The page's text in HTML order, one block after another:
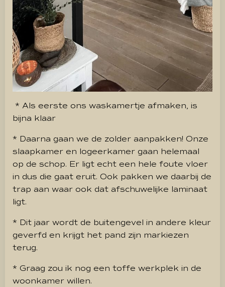
* Als eerste ons waskamertje afmaken, is
bijna klaar
* Daarna gaan we de zolder aanpakken! Onze
slaapkamer en logeerkamer gaan helemaal
op de schop. Er ligt echt een hele foute vloer
in dus die gaat eruit. Ook pakken we daarbij de
trap aan waar ook dat afschuwelijke laminaat
ligt.
* Dit jaar wordt de buitengevel in andere kleur
geverfd en krijgt het pand zijn markiezen
terug.
* Graag zou ik nog een toffe werkplek in de
woonkamer willen.